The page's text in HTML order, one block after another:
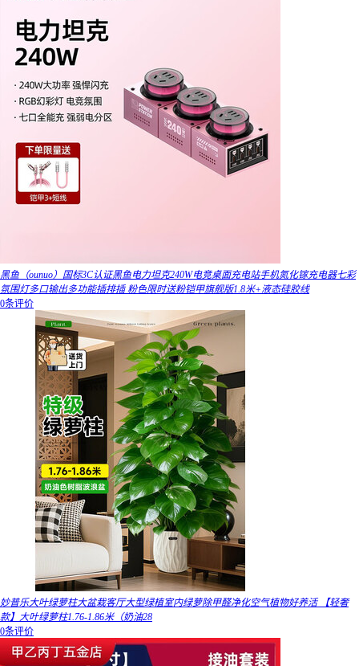
黑鱼（ounuo）国标3C认证黑鱼电力坦克240W电竞桌面充电站手机氮化镓充电器七彩
氛围灯多口输出多功能插排插 粉色限时送粉铠甲旗舰版1.8米+液态硅胶线
0条评价
妙普乐大叶绿萝柱大盆栽客厅大型绿植室内绿萝除甲醛净化空气植物好养活 【轻奢
款】大叶绿萝柱1.76-1.86米（奶油28
0条评价